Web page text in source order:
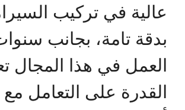
عالية في تركيب
بدقة تامة، بجانب
العمل في هذا المجال
القدرة على التعامل